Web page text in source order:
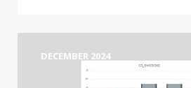
DECEMBER 2024